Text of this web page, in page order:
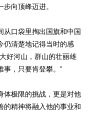
向顶峰迈进。
口袋里掏出国旗和中国
仍清楚地记得当时的感
好河山，群山的壮丽雄
事，只要肯登攀。”
极限的挑战，更是对他
的精神将融入他的事业和